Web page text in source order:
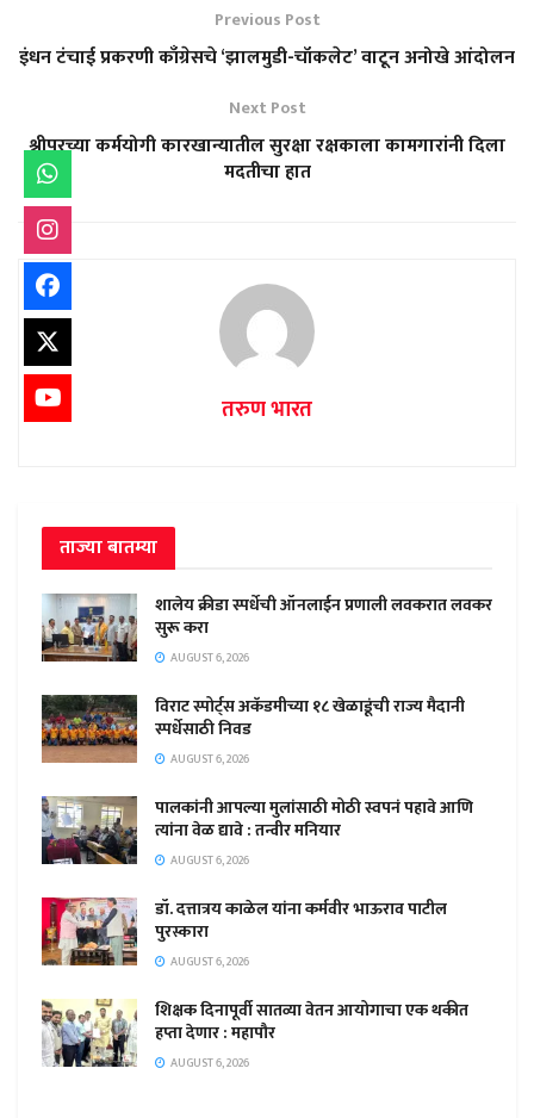
Previous Post
इंधन टंचाई प्रकरणी काँग्रेसचे ‘झालमुडी-चॉकलेट’ वाटून अनोखे आंदोलन
Next Post
श्रीपूरच्या कर्मयोगी कारखान्यातील सुरक्षा रक्षकाला कामगारांनी दिला
मदतीचा हात
तरुण भारत
ताज्या बातम्या
शालेय क्रीडा स्पर्धेची ऑनलाईन प्रणाली लवकरात लवकर
सुरू करा
AUGUST 6, 2026
विराट स्पोर्ट्स अकॅडमीच्या १८ खेळाडूंची राज्य मैदानी
स्पर्धेसाठी निवड
AUGUST 6, 2026
पालकांनी आपल्या मुलांसाठी मोठी स्वपनं पहावे आणि
त्यांना वेळ द्यावे : तन्वीर मनियार
AUGUST 6, 2026
डॉ. दत्तात्रय काळेल यांना कर्मवीर भाऊराव पाटील
पुरस्कारा
AUGUST 6, 2026
शिक्षक दिनापूर्वी सातव्या वेतन आयोगाचा एक थकीत
हप्ता देणार : महापौर
AUGUST 6, 2026